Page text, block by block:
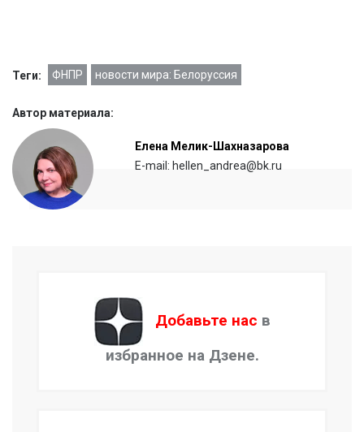
Теги: ФНПР новости мира: Белоруссия
Автор материала:
Елена Мелик-Шахназарова
E-mail: hellen_andrea@bk.ru
Добавьте нас в
избранное на Дзене.